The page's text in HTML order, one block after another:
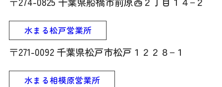
水まる松戸営業所
〒271-0092 千葉県松戸市松戸１２２８−１
水まる相模原営業所